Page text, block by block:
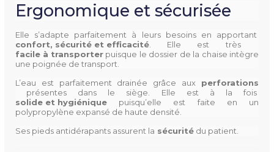
Ergonomique et sécurisée
Elle s’adapte parfaitement à leurs besoins en apportant
confort, sécurité et efficacité. Elle est très
facile à transporterpuisque le dossier de la chaise intègre
une poignée de transport.
L’eau est parfaitement drainée grâce aux perforations
présentes dans le siège. Elle est à la fois
solide et hygiéniquepuisqu’elle est faite en un
polypropylène expansé de haute densité.
Ses pieds antidérapants assurent la sécuritédu patient.
Référence 8001734
Dimensions De La Chaise 35 x 49 cm (assise)
Dimensions 56 x 48 cm (hors-tout)